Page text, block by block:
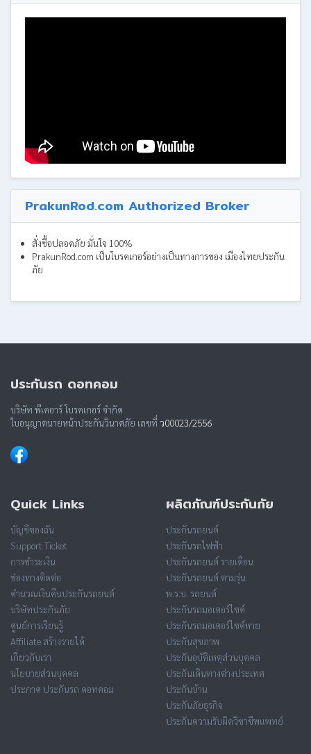
PrakunRod.com Authorized Broker
สั่งซื้อปลอดภัย มั่นใจ 100%
PrakunRod.com เป็นโบรคเกอร์อย่างเป็นทางการของ เมืองไทยประกัน
ภัย
ประกันรถ ดอทคอม
บริษัท พีเคอาร์ โบรคเกอร์ จำกัด
ใบอนุญาตนายหน้าประกันวินาศภัย เลขที่ ว00023/2556
Quick Links
บัญชีของฉัน
Support Ticket
การชำระเงิน
ช่องทางติดต่อ
คำนวณเงินคืนประกันรถยนต์
บริษัทประกันภัย
ศูนย์การเรียนรู้
Affiliate สร้างรายได้
เกี่ยวกับเรา
นโยบายส่วนบุคคล
ประกาศ ประกันรถ ดอทคอม
ผลิตภัณฑ์ประกันภัย
ประกันรถยนต์
ประกันรถไฟฟ้า
ประกันรถยนต์ รายเดือน
ประกันรถยนต์ ตามรุ่น
พ.ร.บ. รถยนต์
ประกันรถมอเตอร์ไซค์
ประกันรถมอเตอร์ไซค์หาย
ประกันสุขภาพ
ประกันอุบัติเหตุส่วนบุคคล
ประกันเดินทางต่างประเทศ
ประกันบ้าน
ประกันภัยธุรกิจ
ประกันความรับผิดวิชาชีพแพทย์